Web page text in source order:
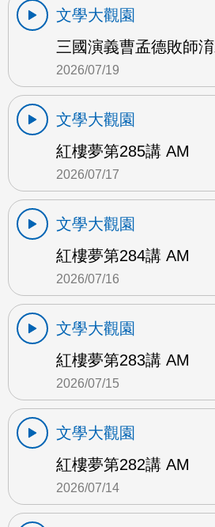
文學大觀園
三國演義曹孟德敗師
2026/07/19
文學大觀園
紅樓夢第285講 AM
2026/07/17
文學大觀園
紅樓夢第284講 AM
2026/07/16
文學大觀園
紅樓夢第283講 AM
2026/07/15
文學大觀園
紅樓夢第282講 AM
2026/07/14